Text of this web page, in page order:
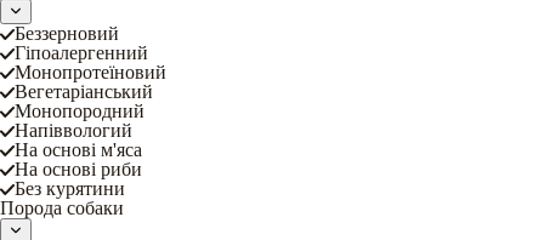
Беззерновий
Гіпоалергенний
Монопротеїновий
Вегетаріанський
Монопородний
Напіввологий
На основі м'яса
На основі риби
Без курятини
Порода собаки